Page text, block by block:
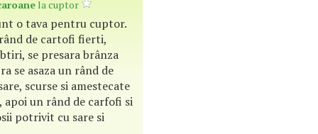
la cuptor
o tava pentru cuptor.
de cartofi fierti,
se presara brânza
se asaza un rând de
scurse si amestecate
un rând de carfofi si
potrivit cu sare si